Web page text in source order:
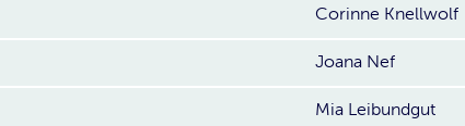
Corinne Knellwolf
Joana Nef
Mia Leibundgut